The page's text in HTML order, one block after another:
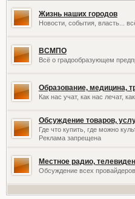
Жизнь наших городов
Новости, события, власть...
ВСМПО
Всё о градообразующем
Образование, медицина,
Как нас учат, как нас лечат,
Обсуждение товаров,
Где что купить, где можно
Реклама запрещена
Местное радио,
Обсуждение всех